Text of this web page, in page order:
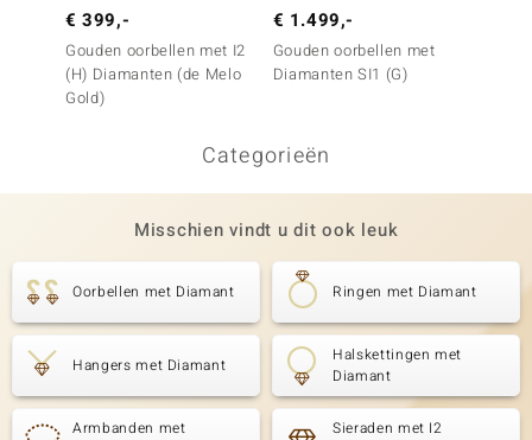
€ 399,-
Gouden oorbellen met I2
(H) Diamanten (de Melo
Gold)
€ 1.499,-
Gouden oorbellen met
Diamanten SI1 (G)
Categorieën
Misschien vindt u dit ook leuk
Oorbellen met Diamant Ringen met Diamant
Hangers met Diamant
Halskettingen met
Diamant
Armbanden met
Sieraden met I2